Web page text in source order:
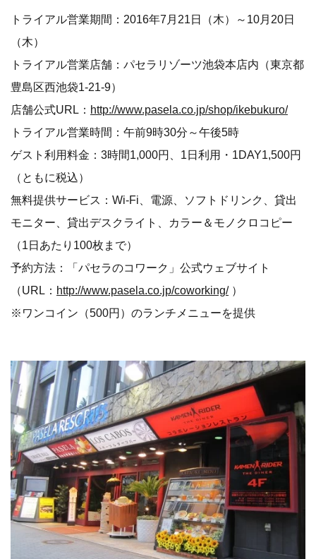
トライアル営業期間：2016年7月21日（木）～10月20日
（木）
トライアル営業店舗：パセラリゾーツ池袋本店内（東京都
豊島区西池袋1-21-9）
店舗公式URL： http://www.pasela.co.jp/shop/ikebukuro/
トライアル営業時間：午前9時30分～午後5時
ゲスト利用料金：3時間1,000円、1日利用・1DAY1,500円
（ともに税込）
無料提供サービス：Wi-Fi、電源、ソフトドリンク、貸出
モニター、貸出デスクライト、カラー＆モノクロコピー
（1日あたり100枚まで）
予約方法：「パセラのコワーク」公式ウェブサイト
（URL： http://www.pasela.co.jp/coworking/ ）
※ワンコイン（500円）のランチメニューを提供